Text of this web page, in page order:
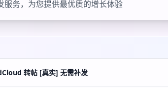
务，为您提供最优质的增长体验
转帖 [真实] 无需补发